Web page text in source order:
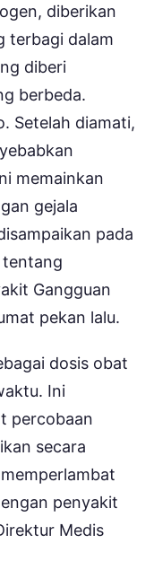
diberikan
terbagi dalam
diberi
berbeda.
Setelah diamati,
memainkan
gejala
pada
tentang
Gangguan
pekan lalu.
dosis obat
Ini
percobaan
secara
penyakit
Medis